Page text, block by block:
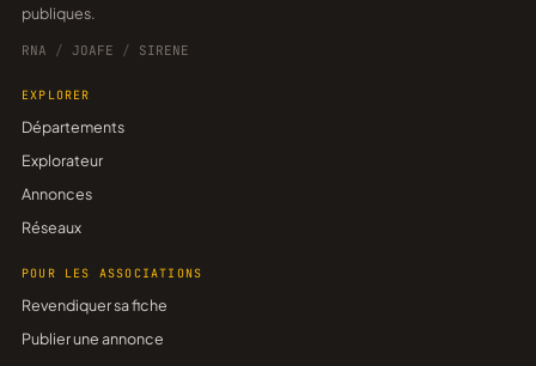
publiques.
RNA / JOAFE / SIRENE
EXPLORER
Départements
Explorateur
Annonces
Réseaux
POUR LES ASSOCIATIONS
Revendiquer sa fiche
Publier une annonce